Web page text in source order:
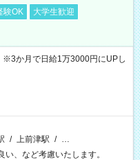
験OK
大学生歓迎
か月で日給1万3000円にUPし
/ 上前津駅 / …
、など考慮いたします。